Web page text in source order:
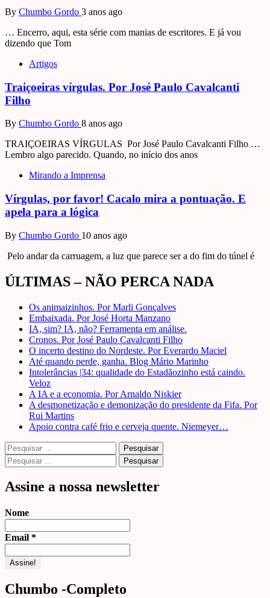
By Chumbo Gordo 3 anos ago
… Encerro, aqui, esta série com manias de escritores. E já vou
dizendo que Tom
Artigos
Traiçoeiras vírgulas. Por José Paulo Cavalcanti
Filho
By Chumbo Gordo 8 anos ago
TRAIÇOEIRAS VÍRGULAS Por José Paulo Cavalcanti Filho …
Lembro algo parecido. Quando, no início dos anos
Mirando a Imprensa
Vírgulas, por favor! Cacalo mira a pontuação. E
apela para a lógica
By Chumbo Gordo 10 anos ago
Pelo andar da carruagem, a luz que parece ser a do fim do túnel é
ÚLTIMAS – NÃO PERCA NADA
Os animaizinhos. Por Marli Gonçalves
Embaixada. Por José Horta Manzano
IA, sim? IA, não? Ferramenta em análise.
Cronos. Por José Paulo Cavalcanti Filho
O incerto destino do Nordeste. Por Everardo Maciel
Até quando perde, ganha. Blog Mário Marinho
Intolerâncias |34: qualidade do Estadãozinho está caindo.
Veloz
A IA e a economia. Por Arnaldo Niskier
A desmonetização e demonização do presidente da Fifa. Por
Rui Martins
Apoio contra café frio e cerveja quente. Niemeyer…
Pesquisar
por:
Pesquisar
por:
Assine a nossa newsletter
Nome
Email *
Chumbo -Completo